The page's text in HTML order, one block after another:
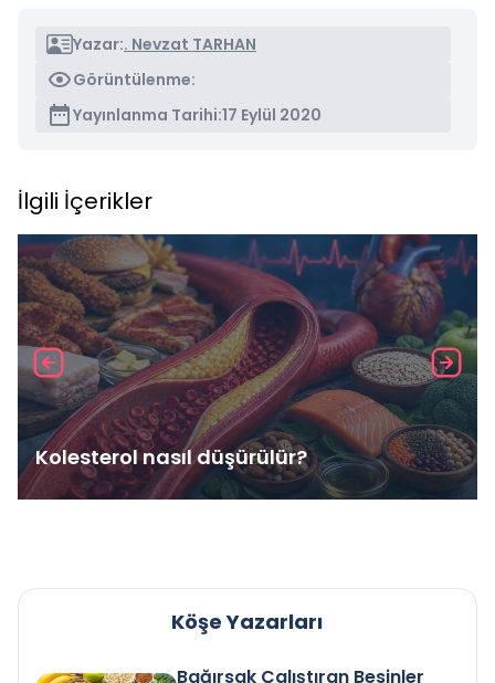
Yazar:. Nevzat TARHAN
Görüntülenme:
Yayınlanma Tarihi:17 Eylül 2020
İlgili İçerikler
Kolesterol nasıl düşürülür?
Köşe Yazarları
Bağırsak Çalıştıran Besinler